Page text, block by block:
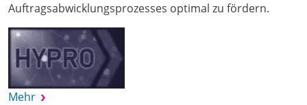
Auftragsabwicklungsprozesses optimal zu fördern.
Mehr